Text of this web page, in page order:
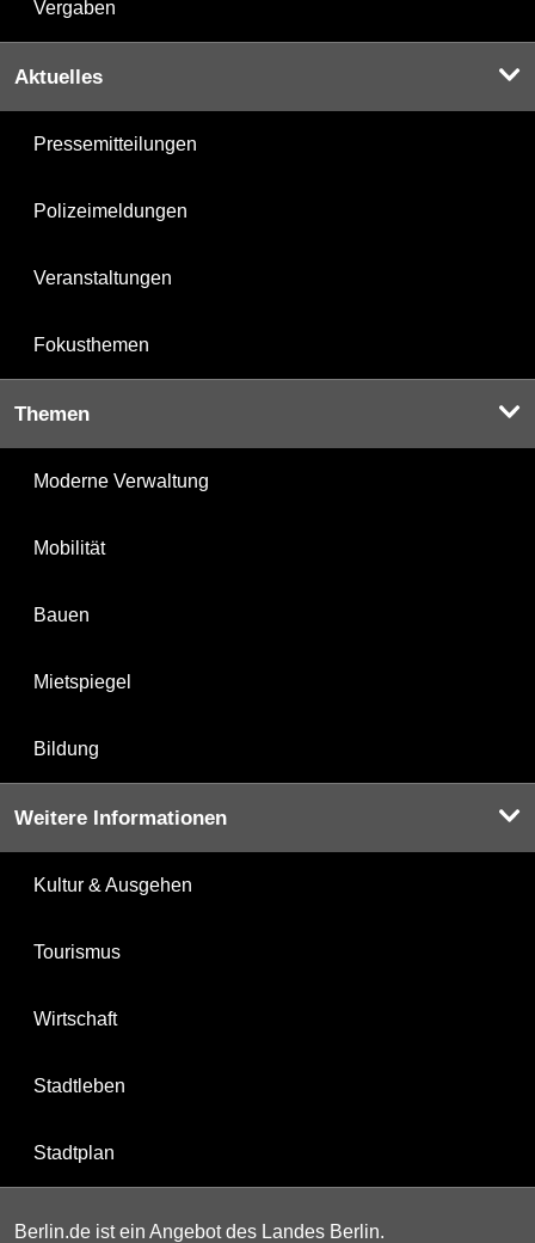
Vergaben
Aktuelles
Pressemitteilungen
Polizeimeldungen
Veranstaltungen
Fokusthemen
Themen
Moderne Verwaltung
Mobilität
Bauen
Mietspiegel
Bildung
Weitere Informationen
Kultur & Ausgehen
Tourismus
Wirtschaft
Stadtleben
Stadtplan
Berlin.de ist ein Angebot des Landes Berlin.